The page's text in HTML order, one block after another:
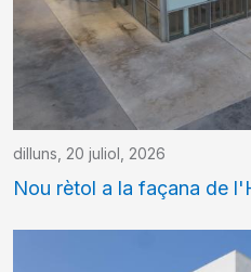
dilluns, 20 juliol, 2026
Nou rètol a la façana de